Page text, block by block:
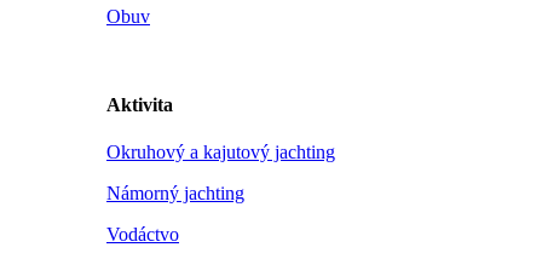
Obuv
Aktivita
Okruhový a kajutový jachting
Námorný jachting
Vodáctvo